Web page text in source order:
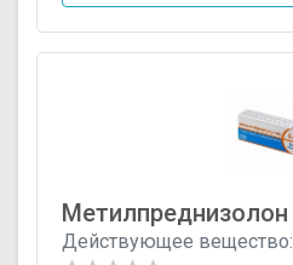
Метилпреднизолон
Действующее вещество: